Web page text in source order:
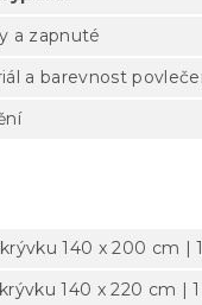
a zapnuté
a barevnost
140 x 200 cm |
140 x 220 cm |